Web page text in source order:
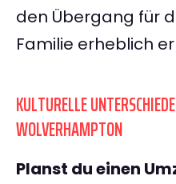
den Übergang für
Familie erheblich
KULTURELLE
WOLVERHAMPTON
Planst du einen